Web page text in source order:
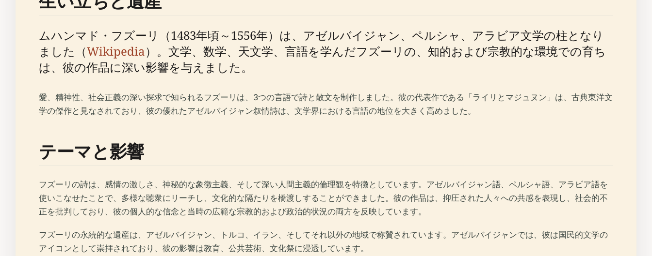
ムハンマド・フズーリ（1483年頃～1556年）は、アゼルバイジャン、ペルシャ、アラビア文学の柱となり
ました（Wikipedia）。文学、数学、天文学、言語を学んだフズーリの、知的および宗教的な環境での育ち
は、彼の作品に深い影響を与えました。
愛、精神性、社会正義の深い探求で知られるフズーリは、3つの言語で詩と散文を制作しました。彼の代表作である「ライリとマジュヌン」は、古典東洋文
学の傑作と見なされており、彼の優れたアゼルバイジャン叙情詩は、文学界における言語の地位を大きく高めました。
テーマと影響
フズーリの詩は、感情の激しさ、神秘的な象徴主義、そして深い人間主義的倫理観を特徴としています。アゼルバイジャン語、ペルシャ語、アラビア語を
使いこなせたことで、多様な聴衆にリーチし、文化的な隔たりを橋渡しすることができました。彼の作品は、抑圧された人々への共感を表現し、社会的不
正を批判しており、彼の個人的な信念と当時の広範な宗教的および政治的状況の両方を反映しています。
フズーリの永続的な遺産は、アゼルバイジャン、トルコ、イラン、そしてそれ以外の地域で称賛されています。アゼルバイジャンでは、彼は国民的文学の
アイコンとして崇拝されており、彼の影響は教育、公共芸術、文化祭に浸透しています。